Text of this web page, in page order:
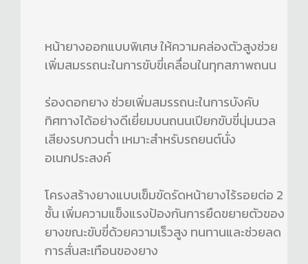
หน้ายางออกแบบพิเศษ ให้ความคล่องตัวสูงช่วย
เพิ่มสมรรถนะในการขับขี่เคลื่อนในทุกสภาพถนน
ร่องดอกยาง ช่วยเพิ่มสมรรถนะในการบังคับ
ทิศทางได้อย่างดีเยี่ยมบนถนนเปียกขับขี่นุ่มนวล
เสียงรบกวนต่ำ เหมาะสำหรับรถยนต์นั่ง
อเนกประสงค์
โครงสร้างยางแบบเข็มขัดรัดหน้ายางไร้รอยต่อ 2
ชั้น เพิ่มความแข็งแรงป้องกันการยืดขยายตัวของ
ยางขณะขับขี่ด้วยความเร็วสูง ทนทานและช่วยลด
การสั่นสะเทือนของยาง